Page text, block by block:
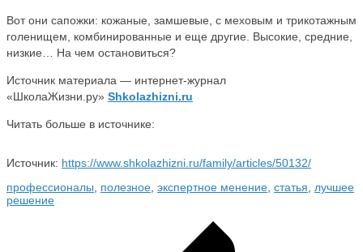
Вот они сапожки: кожаные, замшевые, с меховым и трикотажным
голенищем, комбинированные и еще другие. Высокие, средние,
низкие… На чем остановиться?
Источник материала — интернет-журнал
«ШколаЖизни.ру» Shkolazhizni.ru
Читать больше в источнике:
Источник: https://www.shkolazhizni.ru/family/articles/50132/
профессионалы
полезное экспертное менение статья
лучшее
решение